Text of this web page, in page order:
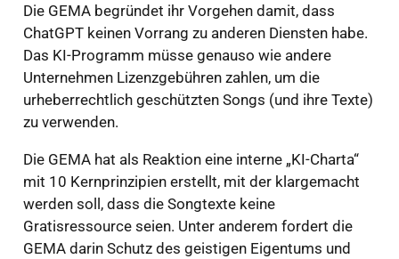
Die GEMA begründet ihr Vorgehen damit, dass
ChatGPT keinen Vorrang zu anderen Diensten habe.
Das KI-Programm müsse genauso wie andere
Unternehmen Lizenzgebühren zahlen, um die
urheberrechtlich geschützten Songs (und ihre Texte)
zu verwenden.
Die GEMA hat als Reaktion eine interne „KI-Charta“
mit 10 Kernprinzipien erstellt, mit der klargemacht
werden soll, dass die Songtexte keine
Gratisressource seien. Unter anderem fordert die
GEMA darin Schutz des geistigen Eigentums und